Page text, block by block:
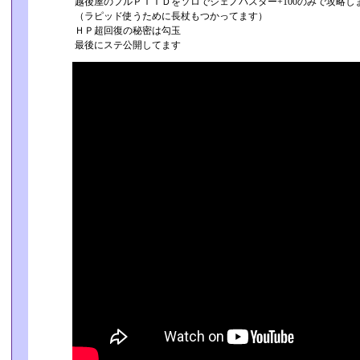
（ラピッド使うために長杖もつかってます）
ＨＰ超回復の秘密は勾玉
最後にステ公開してます